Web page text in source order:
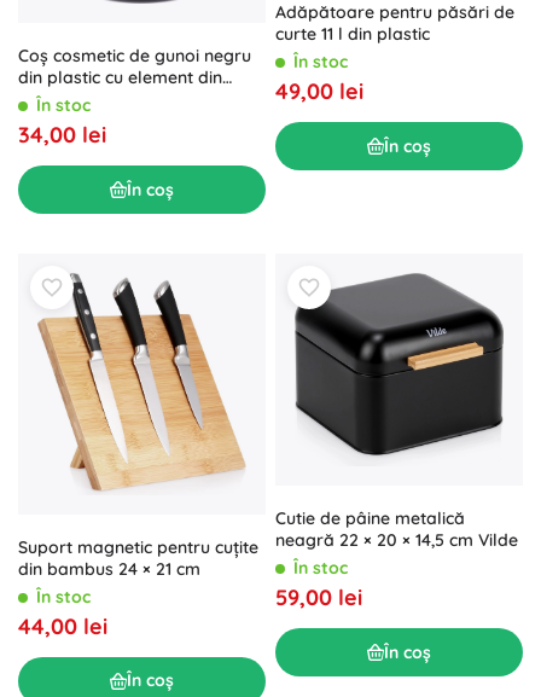
Coș cosmetic de gunoi negru
din plastic cu element din
bambus
În stoc
34,00 lei
În coș
Adăpătoare pentru păsări de
curte 11 l din plastic
În stoc
49,00 lei
În coș
Suport magnetic pentru cuțite
din bambus 24 × 21 cm
În stoc
44,00 lei
În coș
Cutie de pâine metalică
neagră 22 × 20 × 14,5 cm Vilde
În stoc
59,00 lei
În coș